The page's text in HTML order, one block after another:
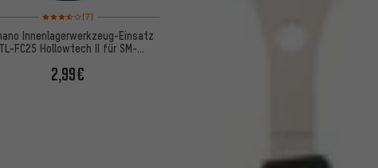
Bewertungen: 3,5 von 5 basierend auf 7 Bewertungen
(7)
Innenlagerwerkzeug-Einsatz
FC25 Hollowtech II für SM-
2,99€